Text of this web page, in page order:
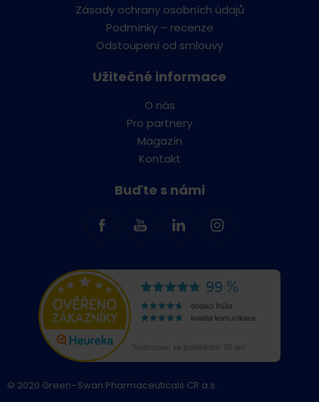
Zásady ochrany osobních údajů
Podmínky – recenze
Odstoupení od smlouvy
Užitečné informace
O nás
Pro partnery
Magazín
Kontakt
Buďte s námi
© 2020 Green–Swan Pharmaceuticals CR a.s.